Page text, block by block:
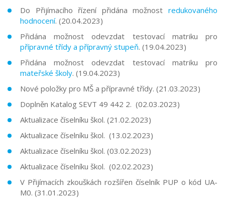
Do Přijímacího řízení přidána možnost redukovaného
hodnocení. (20.04.2023)
Přidána možnost odevzdat testovací matriku pro
přípravné třídy a přípravný stupeň. (19.04.2023)
Přidána možnost odevzdat testovací matriku pro
mateřské školy. (19.04.2023)
Nové položky pro MŠ a přípravné třídy. (21.03.2023)
Doplněn Katalog SEVT 49 442 2. (02.03.2023)
Aktualizace číselníku škol. (21.02.2023)
Aktualizace číselníku škol. (13.02.2023)
Aktualizace číselníku škol. (03.02.2023)
Aktualizace číselníku škol. (02.02.2023)
V Přijímacích zkouškách rozšířen číselník PUP o kód UA-
M0. (31.01.2023)